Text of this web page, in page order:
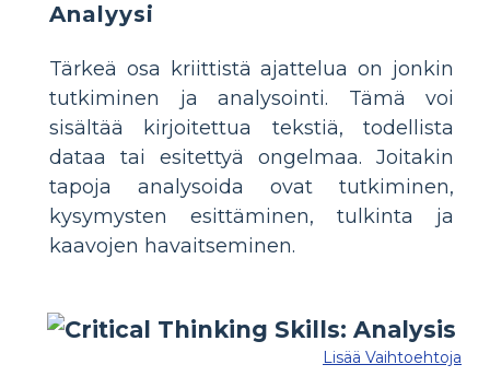
Analyysi
Tärkeä osa kriittistä ajattelua on jonkin
tutkiminen ja analysointi. Tämä voi
sisältää kirjoitettua tekstiä, todellista
dataa tai esitettyä ongelmaa. Joitakin
tapoja analysoida ovat tutkiminen,
kysymysten esittäminen, tulkinta ja
kaavojen havaitseminen.
Lisää Vaihtoehtoja